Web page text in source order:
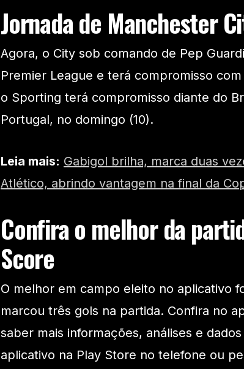
Jornada de Manchester
Agora, o City sob comando de Pep
Premier League e terá compromisso
o Sporting terá compromisso diante do
Portugal, no domingo (10).
Leia mais: Gabigol brilha, marca duas
Atlético, abrindo vantagem na final da
Confira o melhor da
Score
O melhor em campo eleito no aplicativo
marcou três gols na partida. Confira no
saber mais informações, análises e
aplicativo na Play Store no telefone ou